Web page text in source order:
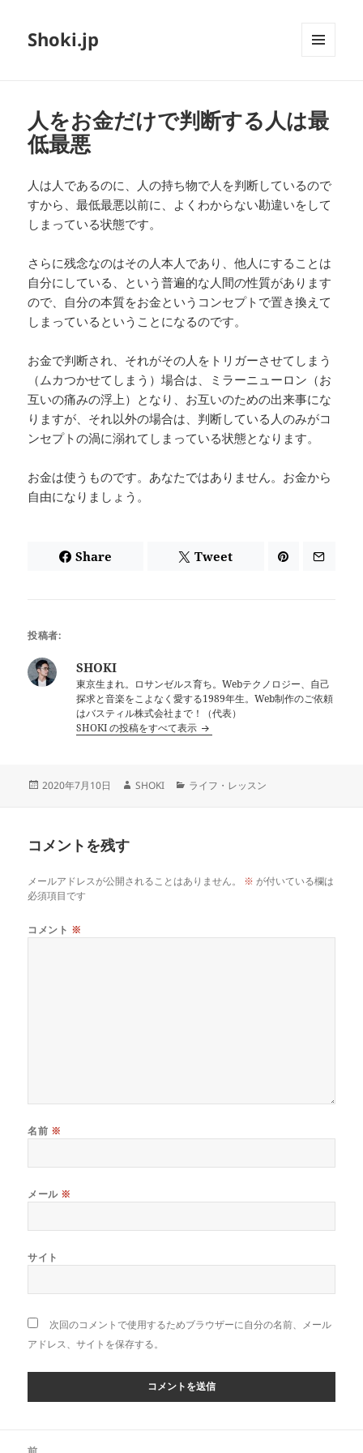
Shoki.jp
ット
人をお金だけで判断する人は最
低最悪
人は人であるのに、人の持ち物で人を判断しているので
すから、最低最悪以前に、よくわからない勘違いをして
しまっている状態です。
さらに残念なのはその人本人であり、他人にすることは
自分にしている、という普遍的な人間の性質があります
ので、自分の本質をお金というコンセプトで置き換えて
しまっているということになるのです。
お金で判断され、それがその人をトリガーさせてしまう
（ムカつかせてしまう）場合は、ミラーニューロン（お
互いの痛みの浮上）となり、お互いのための出来事にな
りますが、それ以外の場合は、判断している人のみがコ
ンセプトの渦に溺れてしまっている状態となります。
お金は使うものです。あなたではありません。お金から
自由になりましょう。
Share Tweet
投稿者:
SHOKI
東京生まれ。ロサンゼルス育ち。Webテクノロジー、自己
探求と音楽をこよなく愛する1989年生。Web制作のご依頼
はバスティル株式会社まで！（代表）
SHOKI の投稿をすべて表示
投
2020年7月10日
作
SHOKI
カ
ライフ・レッスン
コメントを残す
メールアドレスが公開されることはありません。 ※ が付いている欄は
必須項目です
コメント ※
名前 ※
メール ※
サイト
次回のコメントで使用するためブラウザーに自分の名前、メール
アドレス、サイトを保存する。